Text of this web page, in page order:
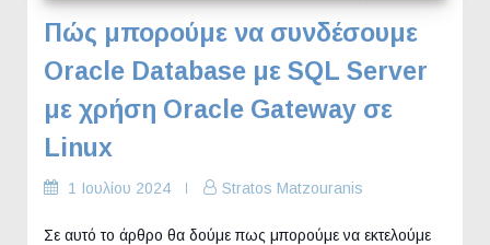
Πώς μπορούμε να συνδέσουμε
Oracle Database με SQL Server
με χρήση Oracle Gateway σε
Linux
1 Ιουλίου 2024 Stratos Matzouranis
Σε αυτό το άρθρο θα δούμε πως μπορούμε να εκτελούμε